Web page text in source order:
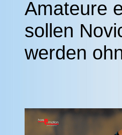
Amateure
sollen
werden